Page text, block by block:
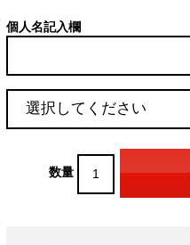
個人名記入欄
数量